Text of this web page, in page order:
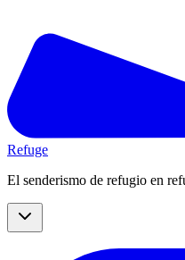
Refuge
El senderismo de refugio en